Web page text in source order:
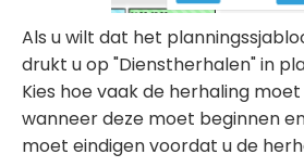
Als u wilt dat het
drukt u op "Dienstherhalen" in
Kies hoe vaak de herhaling
wanneer deze moet beginnen
moet eindigen voordat u de